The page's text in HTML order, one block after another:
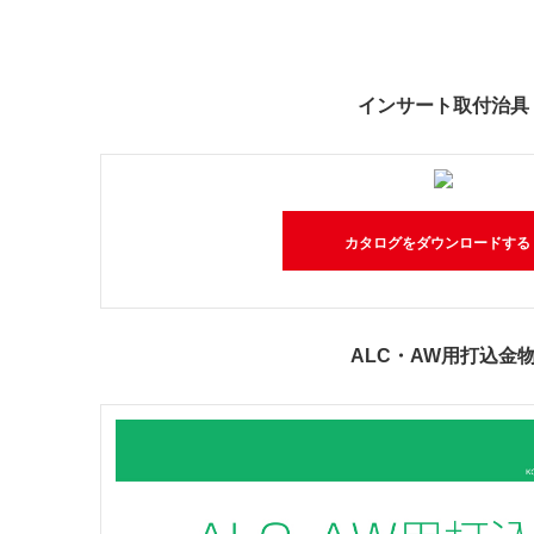
インサート取付治具
カタログをダウンロードする
ALC・AW用打込金